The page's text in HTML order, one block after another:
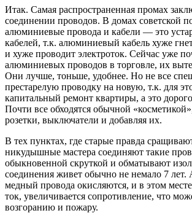
Итак. Самая распространенная промах
соединении проводов. В домах советской
алюминиевые провода и кабели — это
кабелей, т.к. алюминиевый кабель хуже
и хуже проводит электроток. Сейчас уже
алюминиевых проводов в торговле, их
Они лучше, тоньше, удобнее. Но не все
престарелую проводку на новую, т.к. для
капитальный ремонт квартиры, а это
Почти все обходятся обычной
розетки, выключатели и добавляя их.
В тех пунктах, где старые правда
никудышные мастера соединяют такие
обыкновенной скруткой и обматывают
соединения живет обычно не немало 7
медный провода окисляются, и в этом
ток, увеличивается сопротивление, что
возгоранию и пожару.